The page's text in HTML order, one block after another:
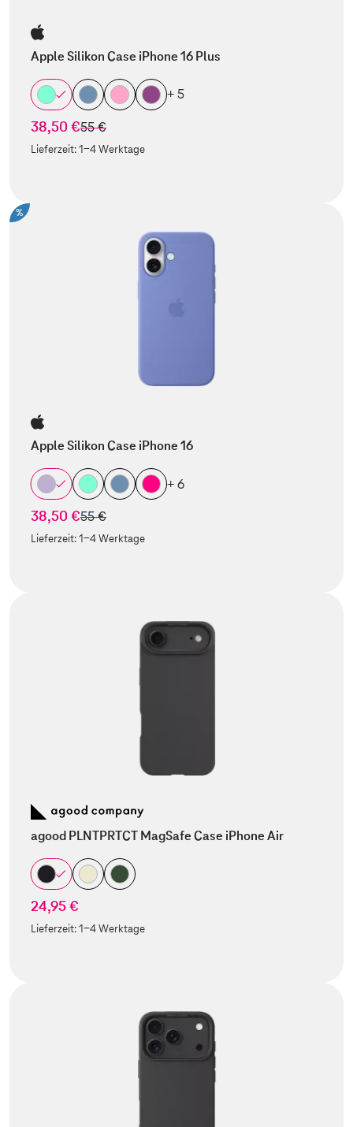
Apple Silikon Case iPhone 16 Plus
+ 5
38,50 €statt
55 €
Lieferzeit:1-4 Werktage
%
Apple Silikon Case iPhone 16
+ 6
38,50 €statt
55 €
Lieferzeit:1-4 Werktage
agood PLNTPRTCT MagSafe Case iPhone Air
24,95 €
Lieferzeit:1-4 Werktage